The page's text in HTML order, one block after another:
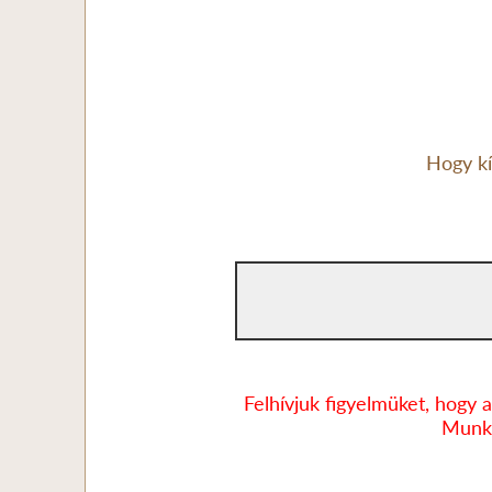
Hogy
Felhívjuk figyelmüket, hogy